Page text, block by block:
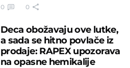
0 0
Deca obožavaju ove lutke,
a sada se hitno povlače iz
prodaje: RAPEX upozorava
na opasne hemikalije